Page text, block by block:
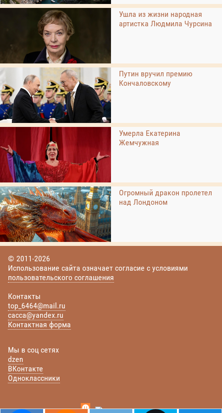
Ушла из жизни народная
артистка Людмила Чурсина
Путин вручил премию
Кончаловскому
Умерла Екатерина
Жемчужная
Огромный дракон пролетел
над Лондоном
© 2011-2026
Использование сайта означает согласие с условиями
пользовательского соглашения
Контакты
top_6464@mail.ru
cacca@yandex.ru
Контактная форма
Мы в соц сетях
dzen
ВКонтакте
Одноклассники